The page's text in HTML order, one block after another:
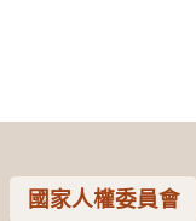
國家人權委員會